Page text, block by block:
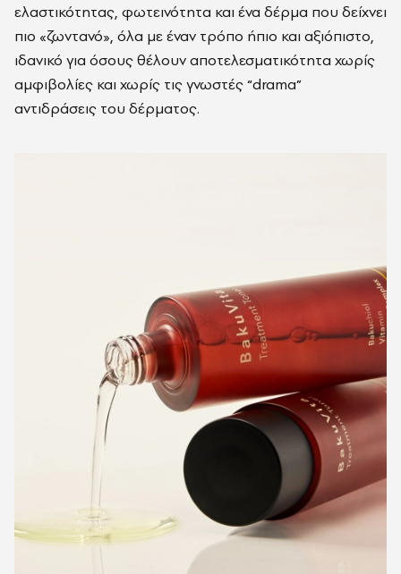
ελαστικότητας, φωτεινότητα και ένα δέρμα που δείχνει
πιο «ζωντανό», όλα με έναν τρόπο ήπιο και αξιόπιστο,
ιδανικό για όσους θέλουν αποτελεσματικότητα χωρίς
αμφιβολίες και χωρίς τις γνωστές “drama”
αντιδράσεις του δέρματος.